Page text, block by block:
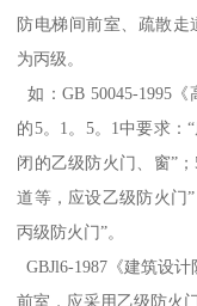
防电梯间前室、疏散
为丙级。
如：GB 50045-1995
的5。1。5。1中要求：
闭的乙级防火门、窗”
道等，应设乙级防火门
丙级防火门”。
GBJl6-1987《建筑设
前室，应采用乙级防火